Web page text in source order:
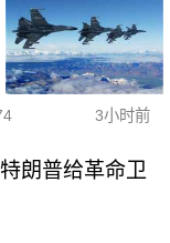
3小时前
朗普给革命卫